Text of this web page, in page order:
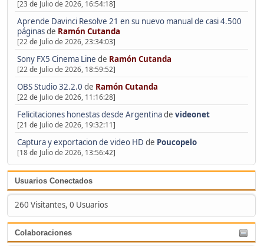
[23 de Julio de 2026, 16:54:18]
Aprende Davinci Resolve 21 en su nuevo manual de casi 4.500
páginasde Ramón Cutanda
[22 de Julio de 2026, 23:34:03]
Sony FX5 Cinema Line de Ramón Cutanda
[22 de Julio de 2026, 18:59:52]
OBS Studio 32.2.0 de Ramón Cutanda
[22 de Julio de 2026, 11:16:28]
Felicitaciones honestas desde Argentinade videonet
[21 de Julio de 2026, 19:32:11]
Captura y exportacion de video HD de Poucopelo
[18 de Julio de 2026, 13:56:42]
Usuarios Conectados
260 Visitantes, 0 Usuarios
Colaboraciones